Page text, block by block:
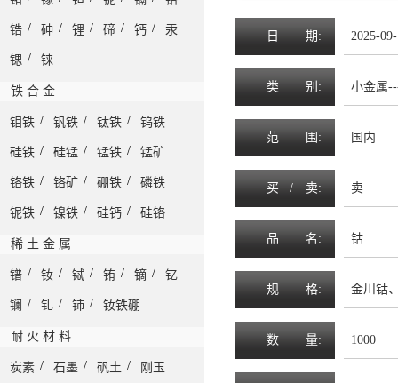
锆 / 砷 / 锂 / 碲 / 钙 / 汞
锶 / 铼
铁 合 金
钼铁 / 钒铁 / 钛铁 / 钨铁
硅铁 / 硅锰 / 锰铁 / 锰矿
铬铁 / 铬矿 / 硼铁 / 磷铁
铌铁 / 镍铁 / 硅钙 / 硅铬
稀 土 金 属
镨 / 钕 / 铽 / 铕 / 镝 / 钇
镧 / 钆 / 铈 / 钕铁硼
耐 火 材 料
炭素 / 石墨 / 矾土 / 刚玉
日 期: 2025-
类 别: 小金属
范 围 : 国内
买 / 卖: 卖
品 名 : 钴
规 格: 金川钴
数 量: 1000